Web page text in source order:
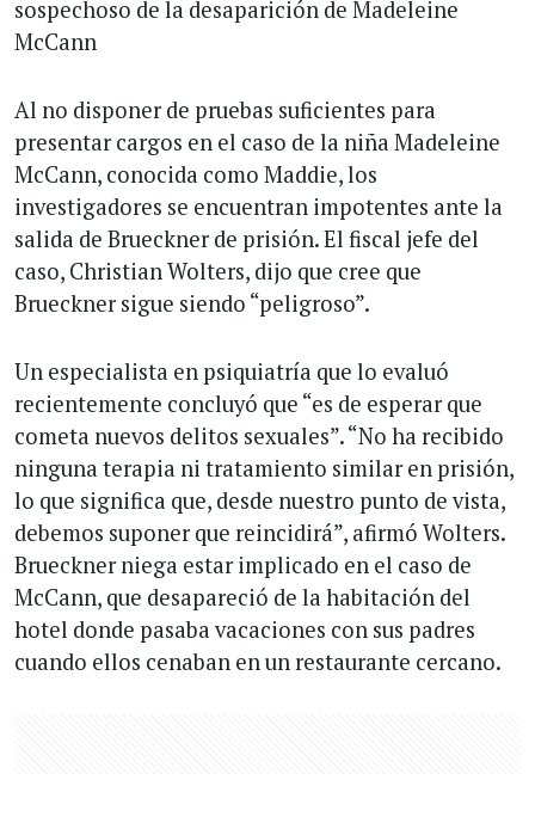
sospechoso de la desaparición de Madeleine
McCann
Al no disponer de pruebas suficientes para
presentar cargos en el caso de la niña Madeleine
McCann, conocida como Maddie, los
investigadores se encuentran impotentes ante la
salida de Brueckner de prisión. El fiscal jefe del
caso, Christian Wolters, dijo que cree que
Brueckner sigue siendo “peligroso”.
Un especialista en psiquiatría que lo evaluó
recientemente concluyó que “es de esperar que
cometa nuevos delitos sexuales”. “No ha recibido
ninguna terapia ni tratamiento similar en prisión,
lo que significa que, desde nuestro punto de vista,
debemos suponer que reincidirá”, afirmó Wolters.
Brueckner niega estar implicado en el caso de
McCann, que desapareció de la habitación del
hotel donde pasaba vacaciones con sus padres
cuando ellos cenaban en un restaurante cercano.